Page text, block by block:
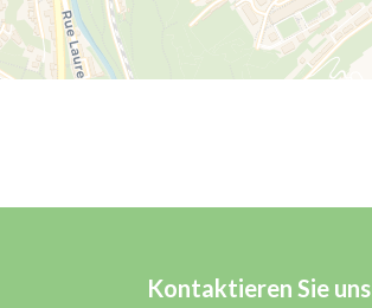
Kontaktieren Sie uns